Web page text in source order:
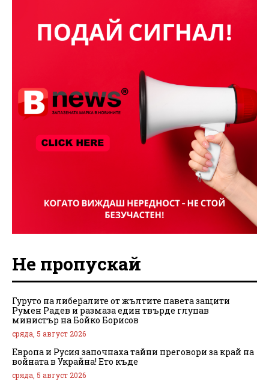
Не пропускай
Гуруто на либералите от жълтите павета защити
Румен Радев и размаза един твърде глупав
министър на Бойко Борисов
сряда, 5 август 2026
Европа и Русия започнаха тайни преговори за край на
войната в Украйна! Ето къде
сряда, 5 август 2026